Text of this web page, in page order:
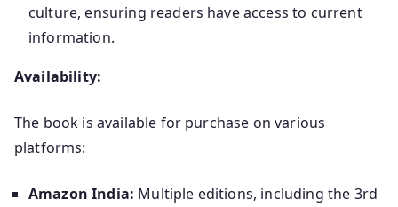
culture, ensuring readers have access to current
information.
Availability:
The book is available for purchase on various
platforms:
Amazon India: Multiple editions, including the 3rd